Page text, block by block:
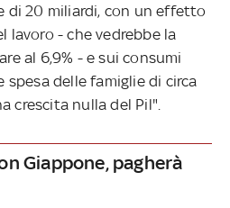
di 20 miliardi, con un effetto
lavoro - che vedrebbe la
al 6,9% - e sui consumi
spesa delle famiglie di circa
crescita nulla del Pil".
Giappone, pagherà